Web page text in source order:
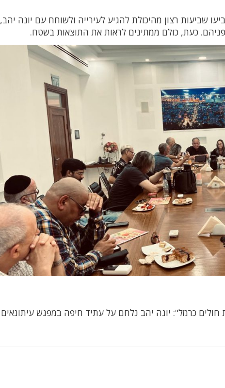
שביעות רצון מהיכולת להגיע לעירייה ולשוחח עם יונה יהב,
כעת, כולם ממתינים לראות את התוצאות בשטח.
חולים כרמל": יונה יהב נלחם על עתיד חיפה במפגש עיתונאים